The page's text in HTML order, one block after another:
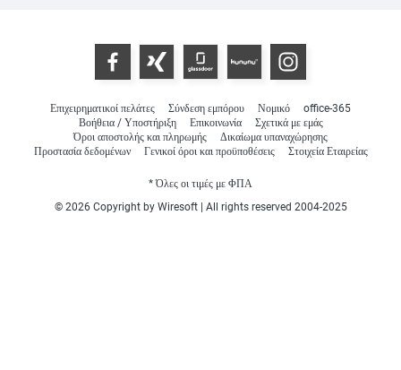
Επιχειρηματικοί πελάτες Σύνδεση εμπόρου Νομικό
office-365
Βοήθεια / Υποστήριξη
Επικοινωνία
Σχετικά με εμάς
Όροι αποστολής και πληρωμής
Δικαίωμα υπαναχώρησης
Προστασία δεδομένων
Γενικοί όροι και προϋποθέσεις Στοιχεία Εταιρείας
* Όλες οι τιμές με ΦΠΑ
© 2026 Copyright by Wiresoft | All rights reserved 2004-2025